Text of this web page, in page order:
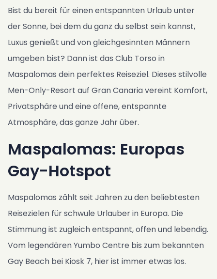
Terminen
Offentlicher Verkehr
Fotos
Gästebuch
FAQ
Nachrichten
Kontakt
SK
EN
CS
NL
DE
Verfügbarkeit & Preise
Bist du bereit für einen entspannten Urlaub unter
der Sonne, bei dem du ganz du selbst sein kannst,
Luxus genießt und von gleichgesinnten Männern
umgeben bist? Dann ist das Club Torso in
Maspalomas dein perfektes Reiseziel. Dieses stilvolle
Men-Only-Resort auf Gran Canaria vereint Komfort,
Privatsphäre und eine offene, entspannte
Atmosphäre, das ganze Jahr über.
Maspalomas: Europas
Gay-Hotspot
Maspalomas zählt seit Jahren zu den beliebtesten
Reisezielen für schwule Urlauber in Europa. Die
Stimmung ist zugleich entspannt, offen und lebendig.
Vom legendären Yumbo Centre bis zum bekannten
Gay Beach bei Kiosk 7, hier ist immer etwas los.